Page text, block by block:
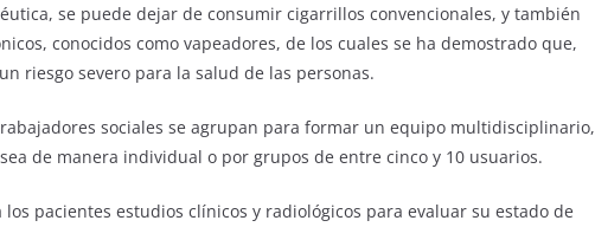
se puede dejar de consumir cigarrillos convencionales, y también
conocidos como vapeadores, de los cuales se ha demostrado que,
riesgo severo para la salud de las personas.
sociales se agrupan para formar un equipo multidisciplinario,
de manera individual o por grupos de entre cinco y 10 usuarios.
pacientes estudios clínicos y radiológicos para evaluar su estado de